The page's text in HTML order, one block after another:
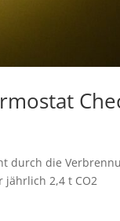
durch die
jährlich 2,4 t CO2